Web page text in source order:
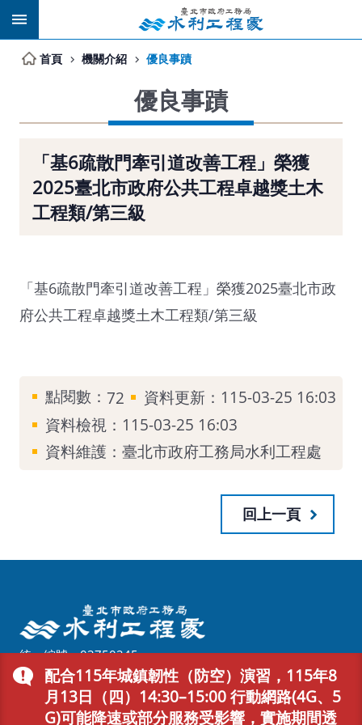
跳到主要內容區塊
配合115年城鎮韌性（防空）演習，115年8
月13日（四）14:30–15:00 行動網路(4G、5
G)可能降速或部分服務受影響，實施期間透
首頁 機關介紹 優良事蹟
優良事蹟
「基6疏散門牽引道改善工程」榮獲
2025臺北市政府公共工程卓越獎土木
工程類/第三級
「基6疏散門牽引道改善工程」榮獲2025臺北市政
府公共工程卓越獎土木工程類/第三級
點閱數： 72
資料更新：115-03-25 16:03
資料檢視：115-03-25 16:03
資料維護：臺北市政府工務局水利工程處
回上一頁
統一編號：03750245
地址：110204 臺北市信義區市府路1號7樓西南區
臺北市民當家熱線1999 (免付費電話服務，公共電話及預付
卡除外)